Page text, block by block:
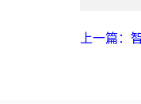
上一篇：